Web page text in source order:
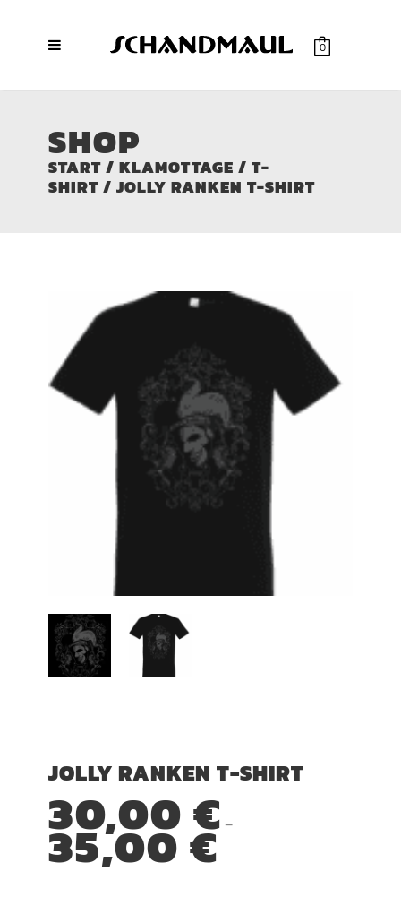
0
SHOP
START/ KLAMOTTAGE / T-
SHIRT/ JOLLY RANKEN T-SHIRT
JOLLY RANKEN T-SHIRT
30,00€ –
35,00€